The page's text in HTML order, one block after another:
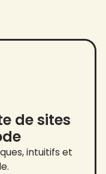
de sites
intuitifs et